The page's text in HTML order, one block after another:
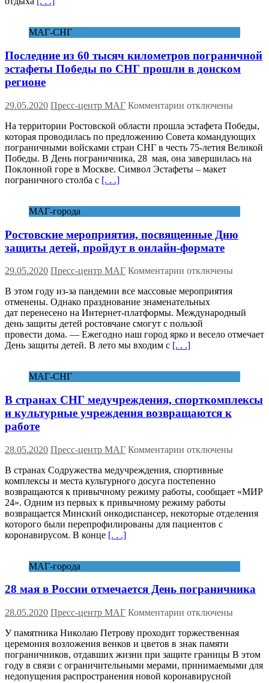
комфорта
и
отдыха
детей»
МАГ-СНГ
Последние из 60 тысяч километров пограничной
эстафеты Победы по СНГ прошли в донском
регионе
29.05.2020 Пресс-центр МАГ Комментарии к
Последние
из
60
тысяч
километров
прошли
в
донском
регионе
отключены
На территории Ростовской области прошла эстафета Победы,
которая проводилась по предложению Совета командующих
пограничными войсками стран СНГ в честь 75-летия Великой
Победы. В День пограничника, 28 мая, она завершилась на
Поклонной горе в Москве. Символ Эстафеты – макет
пограничного столба с [. . .]
МАГ-города
Ростовские мероприятия, посвященные Дню
защиты детей, пройдут в онлайн-формате
29.05.2020 Пресс-центр МАГ Комментарии к
Ростовские
мероприятия,
посвященные
Дню
защиты
детей,
отключены
В этом году из-за пандемии все массовые мероприятия
отменены. Однако празднование знаменательных
дат перенесено на Интернет-платформы. Международный
день защиты детей ростовчане смогут с пользой
провести дома. — Ежегодно наш город ярко и весело отмечает
День защиты детей. В лето мы входим с [. . .]
МАГ-СНГ
В странах СНГ медучреждения, спорткомплексы
и культурные учреждения возвращаются к
работе
28.05.2020 Пресс-центр МАГ Комментарии к
В
странах
СНГ
медучреждения,
спорткомплексы
и
отключены
В странах Содружества медучреждения, спортивные
комплексы и места культурного досуга постепенно
возвращаются к привычному режиму работы, сообщает «МИР
24». Одним из первых к привычному режиму работы
возвращается Минский онкодиспансер, некоторые отделения
которого были перепрофилированы для пациентов с
коронавирусом. В конце [. . .]
МАГ-города
28 мая в России отмечается День пограничника
28.05.2020 Пресс-центр МАГ Комментарии к
28
мая
в
России
отмечается
отключены
У памятника Николаю Петрову проходит торжественная
церемония возложения венков и цветов в знак памяти
пограничников, отдавших жизни при защите границы В этом
году в связи с ограничительными мерами, принимаемыми для
недопущения распространения новой коронавирусной